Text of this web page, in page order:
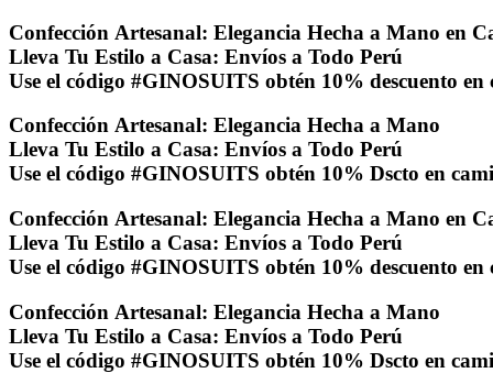
Confección Artesanal: Elegancia Hecha a Mano en
Lleva Tu Estilo a Casa: Envíos a Todo Perú
Use el código #GINOSUITS obtén 10% descuento en
Confección Artesanal: Elegancia Hecha a Mano
Lleva Tu Estilo a Casa: Envíos a Todo Perú
Use el código #GINOSUITS obtén 10% Dscto en
Confección Artesanal: Elegancia Hecha a Mano en
Lleva Tu Estilo a Casa: Envíos a Todo Perú
Use el código #GINOSUITS obtén 10% descuento en
Confección Artesanal: Elegancia Hecha a Mano
Lleva Tu Estilo a Casa: Envíos a Todo Perú
Use el código #GINOSUITS obtén 10% Dscto en